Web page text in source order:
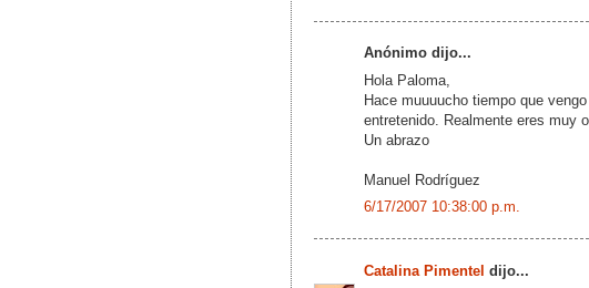
Anónimo dijo...
Hola Paloma,
Hace muuuucho tiempo que
entretenido. Realmente eres muy
Un abrazo
Manuel Rodríguez
6/17/2007 10:38:00 p.m.
Catalina Pimentel dijo...